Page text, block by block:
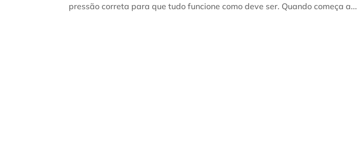
pressão correta para que tudo funcione como deve ser. Quando começa a...